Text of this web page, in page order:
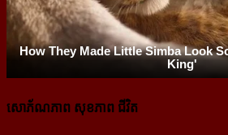
សោភ័ណភាព សុខភាព ជីវិត